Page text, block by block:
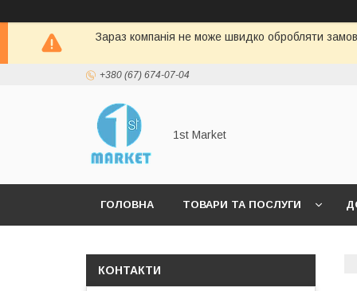
Зараз компанія не може швидко обробляти
+380 (67) 674-07-04
1st Market
ГОЛОВНА ТОВАРИ ТА ПОСЛУГИ
КОНТАКТИ